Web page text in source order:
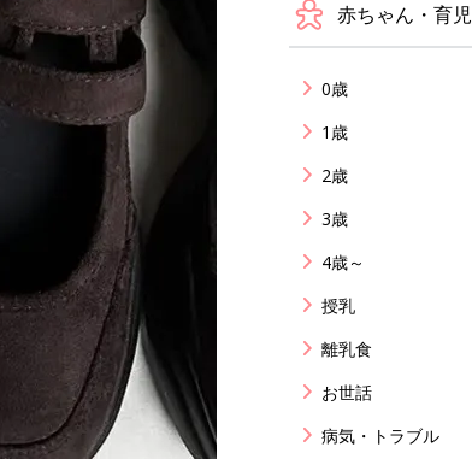
赤ちゃん・育児
0歳
1歳
2歳
3歳
4歳～
授乳
離乳食
お世話
病気・トラブル